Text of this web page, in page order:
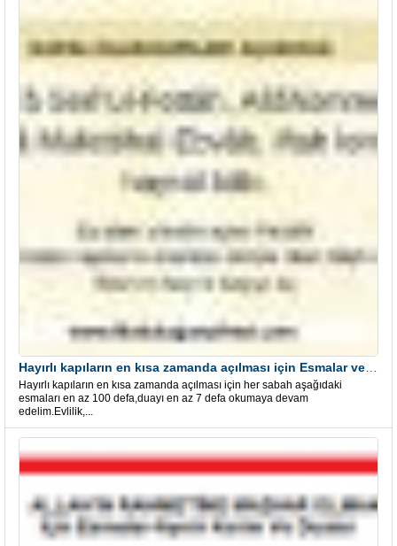
Hayırlı kapıların en kısa zamanda açılması için her sabah aşağıdaki
esmaları en az 100 defa,duayı en az 7 defa okumaya devam
edelim.Evlilik,...